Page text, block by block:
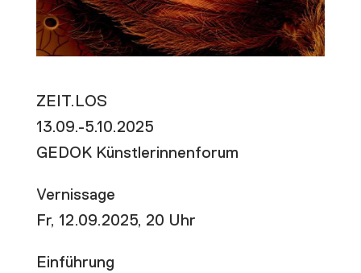
ZEIT.LOS
13.09.-5.10.2025
GEDOK Künstlerinnenforum
Vernissage
Fr, 12.09.2025, 20 Uhr
Einführung